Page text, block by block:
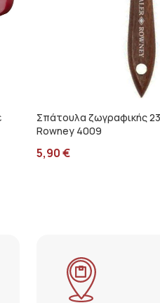
Σπάτουλα ζωγραφικής
Rowney 4009
5,90€